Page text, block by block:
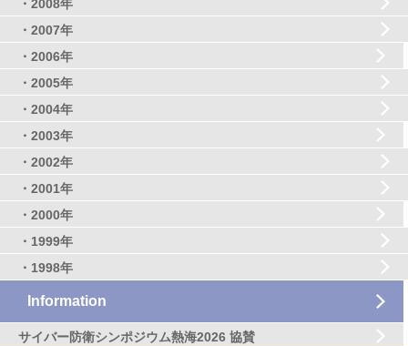
・2008年
・2007年
・2006年
・2005年
・2004年
・2003年
・2002年
・2001年
・2000年
・1999年
・1998年
Information
サイバー防衛シンポジウム熱海2026 協賛